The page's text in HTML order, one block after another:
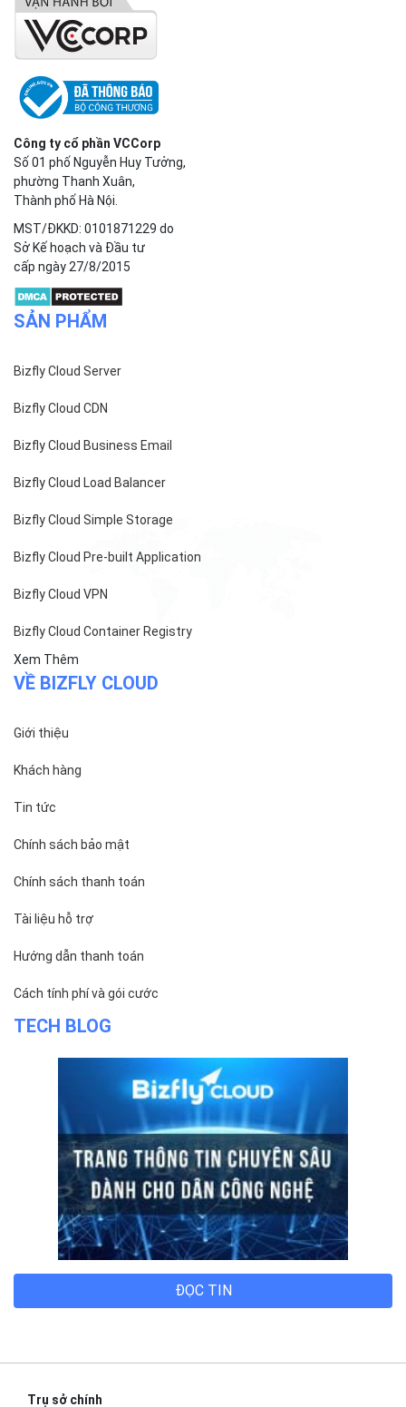
Công ty cổ phần VCCorp
Số 01 phố Nguyễn Huy Tưởng,
phường Thanh Xuân,
Thành phố Hà Nội.
MST/ĐKKD: 0101871229 do
Sở Kế hoạch và Đầu tư
cấp ngày 27/8/2015
SẢN PHẨM
Bizfly Cloud Server
Bizfly Cloud CDN
Bizfly Cloud Business Email
Bizfly Cloud Load Balancer
Bizfly Cloud Simple Storage
Bizfly Cloud Pre-built Application
Bizfly Cloud VPN
Bizfly Cloud Container Registry
Xem Thêm
VỀ BIZFLY CLOUD
Giới thiệu
Khách hàng
Tin tức
Chính sách bảo mật
Chính sách thanh toán
Tài liệu hỗ trợ
Hướng dẫn thanh toán
Cách tính phí và gói cước
TECH BLOG
ĐỌC TIN
Trụ sở chính